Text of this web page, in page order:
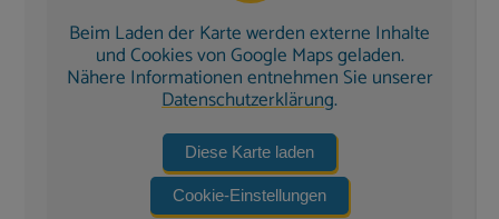
Klimaanlage & direkter Zugang zur Terrasse
voll ausgestattete Küchebietet:
Elektroherd mit Ceranfeld, Geschirrspüler &
Kühl-/Gefrierkombination
Backofen, Mikrowelle, Toaster &
Kaffeemaschine
Beim Laden der Karte werden externe Inhalte
und Cookies von Google Maps geladen.
Nähere Informationen entnehmen Sie unserer
Datenschutzerklärung.
Diese Karte laden
Cookie-Einstellungen